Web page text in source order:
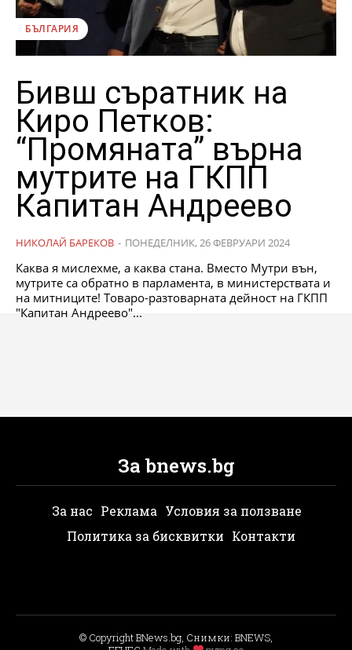
БЪЛГАРИЯ
Бивш съратник на
Киро Петков:
“Промяната” върна
мутрите на ГКПП
Капитан Андреево
НИКОЛАЙ БАРЕКОВ - ПОНЕДЕЛНИК, 26 ФЕВРУАРИ 2024
Каква я мислехме, а каква стана. Вместо Мутри вън,
мутрите са обратно в парламента, в министерствата и
на митниците! Товаро-разтоварната дейност на ГКПП
"Капитан Андреево"...
За bnews.bg
За нас Реклама Условия за ползване
Политика за бисквитки Контакти
© Copyright BNews.bg, Снимки: BNEWS,